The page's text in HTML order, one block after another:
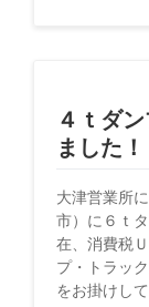
４ｔダ
ました！
大津営業所
市）に６ｔ
在、消費税
プ・トラッ
をお掛けし